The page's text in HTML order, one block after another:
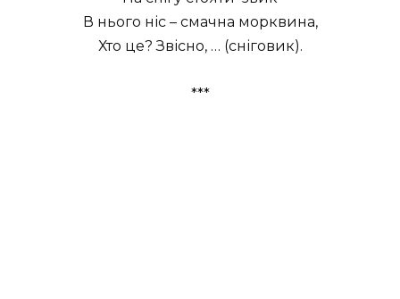
В нього ніс – смачна морквина,
Хто це? Звісно, … (сніговик).
***